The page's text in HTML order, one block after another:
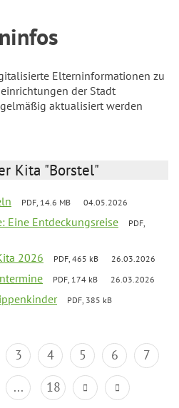
Elterninformationen zu
der Stadt
aktualisiert werden
Kita "Borstel"
PDF, 14.6 MB 04.05.2026
Eine Entdeckungsreise
PDF,
2026 PDF, 465 kB 26.03.2026
PDF, 174 kB 26.03.2026
PDF, 385 kB
3 4 5 6
7
... 18